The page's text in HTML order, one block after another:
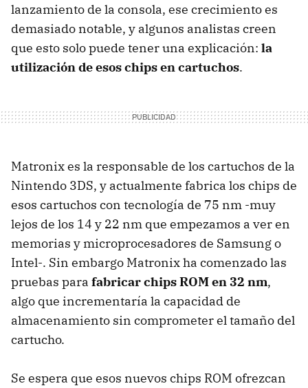
lanzamiento de la consola, ese crecimiento es
demasiado notable, y algunos analistas creen
que esto solo puede tener una explicación: la
utilización de esos chips en cartuchos.
Matronix es la responsable de los cartuchos de la
Nintendo 3DS, y actualmente fabrica los chips de
esos cartuchos con tecnología de 75 nm -muy
lejos de los 14 y 22 nm que empezamos a ver en
memorias y microprocesadores de Samsung o
Intel-. Sin embargo Matronix ha comenzado las
pruebas para fabricar chips ROM en 32 nm,
algo que incrementaría la capacidad de
almacenamiento sin comprometer el tamaño del
cartucho.
Se espera que esos nuevos chips ROM ofrezcan